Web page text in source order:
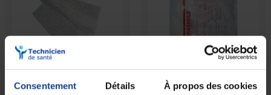
Consentement Détails À propos des cookies
EN STOCK
Pansement gras stérile Compresse membre